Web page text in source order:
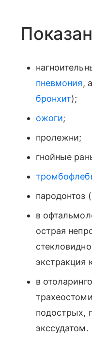
пневмония,
бронхит);
ожоги;
пролежни;
гнойные
пародонтоз
в
острая
экстракция
в
подострых,
экссудатом.